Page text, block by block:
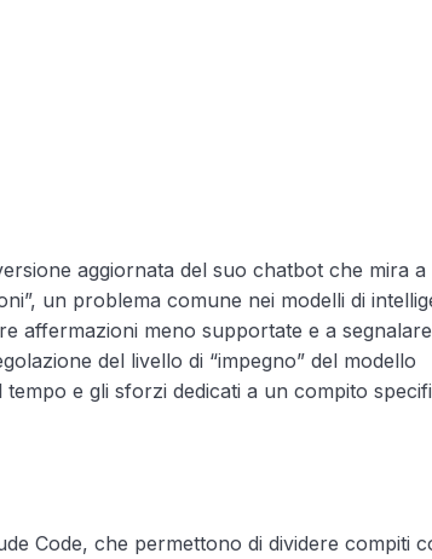
aggiornata del suo chatbot che mira a
un problema comune nei modelli di
affermazioni meno supportate e a
del livello di “impegno” del modello
e gli sforzi dedicati a un compito
Code, che permettono di dividere compiti